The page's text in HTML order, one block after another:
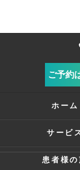
ご予約
ホーム
サービ
患者様の